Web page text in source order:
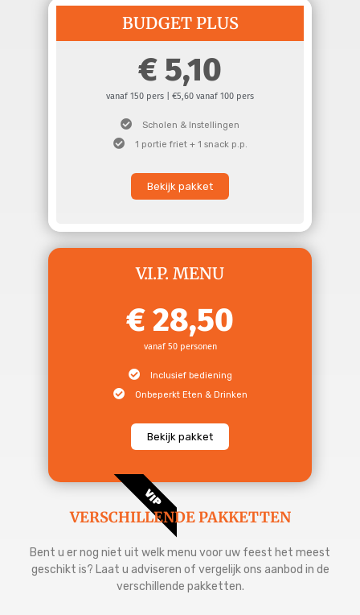
BUDGET PLUS
5,10
vanaf 150 pers | €5,60 vanaf 100 pers
Scholen & Instellingen
1 portie friet + 1 snack p.p.
Bekijk pakket
V.I.P. MENU
28,50
vanaf 50 personen
Inclusief bediening
Onbeperkt Eten & Drinken
Bekijk pakket
VIP
VERSCHILLENDE PAKKETTEN
Bent u er nog niet uit welk menu voor uw feest het meest
geschikt is? Laat u adviseren of vergelijk ons aanbod in de
verschillende pakketten.